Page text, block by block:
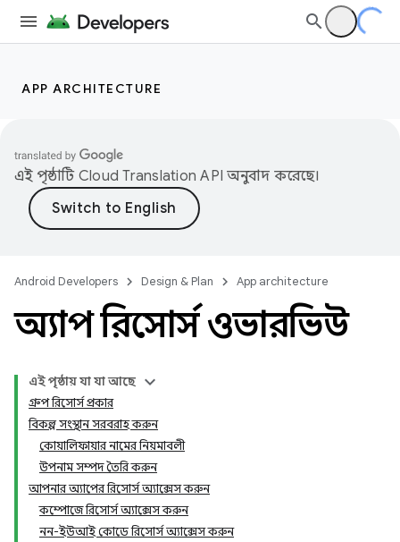
APP ARCHITECTURE
এই পৃষ্ঠাটি Cloud Translation API অনুবাদ করেছে।
Android Developers Design & Plan App architecture
অ্যাপ রিসোর্স ওভারভিউ
এই পৃষ্ঠায় যা যা আছে
গ্রুপ রিসোর্স প্রকার
বিকল্প সংস্থান সরবরাহ করুন
কোয়ালিফায়ার নামের নিয়মাবলী
উপনাম সম্পদ তৈরি করুন
আপনার অ্যাপের রিসোর্স অ্যাক্সেস করুন
কম্পোজে রিসোর্স অ্যাক্সেস করুন
নন-ইউআই কোডে রিসোর্স অ্যাক্সেস করুন